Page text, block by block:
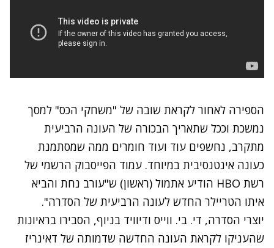
הספירה לאחור לקראת שובה של "משחקי הכס" למסך
נמשכת וככל שתאריך הבכורה של העונה הרביעית
מתקרב, נחשפים עוד ועוד חומרים ממה שמסתמנת
כעונה אינטנסיבית במיוחד. עמוד הפייסבוק הרשמי של
רשת HBO הודיע אתמול (ראשון) ש"עורב נחת והביא
איתו הטריילר החדש לעונה הרביעית של הסדרה".
יוצרי הסדרה, די. בי. ווייס ודיוויד בניוף, הסבירו בראיונות
שהעניקו לקראת העונה החדשה שדמותה של דאינריז